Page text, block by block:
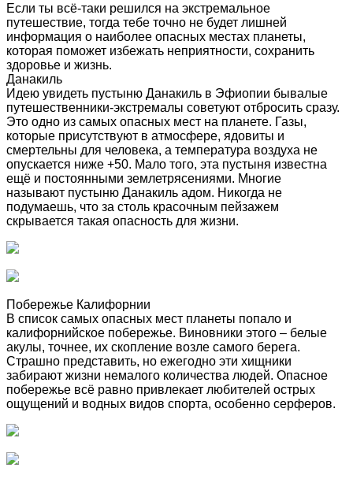
Если ты всё-таки решился на экстремальное
путешествие, тогда тебе точно не будет лишней
информация о наиболее опасных местах планеты,
которая поможет избежать неприятности, сохранить
здоровье и жизнь.
Данакиль
Идею увидеть пустыню Данакиль в Эфиопии бывалые
путешественники-экстремалы советуют отбросить сразу.
Это одно из самых опасных мест на планете. Газы,
которые присутствуют в атмосфере, ядовиты и
смертельны для человека, а температура воздуха не
опускается ниже +50. Мало того, эта пустыня известна
ещё и постоянными землетрясениями. Многие
называют пустыню Данакиль адом. Никогда не
подумаешь, что за столь красочным пейзажем
скрывается такая опасность для жизни.
Побережье Калифорнии
В список самых опасных мест планеты попало и
калифорнийское побережье. Виновники этого – белые
акулы, точнее, их скопление возле самого берега.
Страшно представить, но ежегодно эти хищники
забирают жизни немалого количества людей. Опасное
побережье всё равно привлекает любителей острых
ощущений и водных видов спорта, особенно серферов.